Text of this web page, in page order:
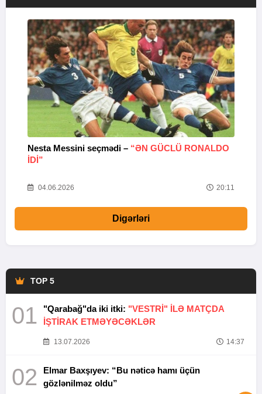
Nesta Messini seçmədi – “ƏN GÜCLÜ RONALDO
IDI”
04.06.2026 20:11
Digərləri
TOP 5
01 "Qarabağ"da iki itki: "VESTRİ" İLƏ MATÇDA
İŞTİRAK ETMƏYƏCƏKLƏR
13.07.2026 14:37
02
Elmar Baxşıyev: “Bu nəticə hamı üçün
gözlənilməz oldu”